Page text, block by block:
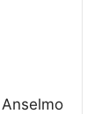
Anselmo